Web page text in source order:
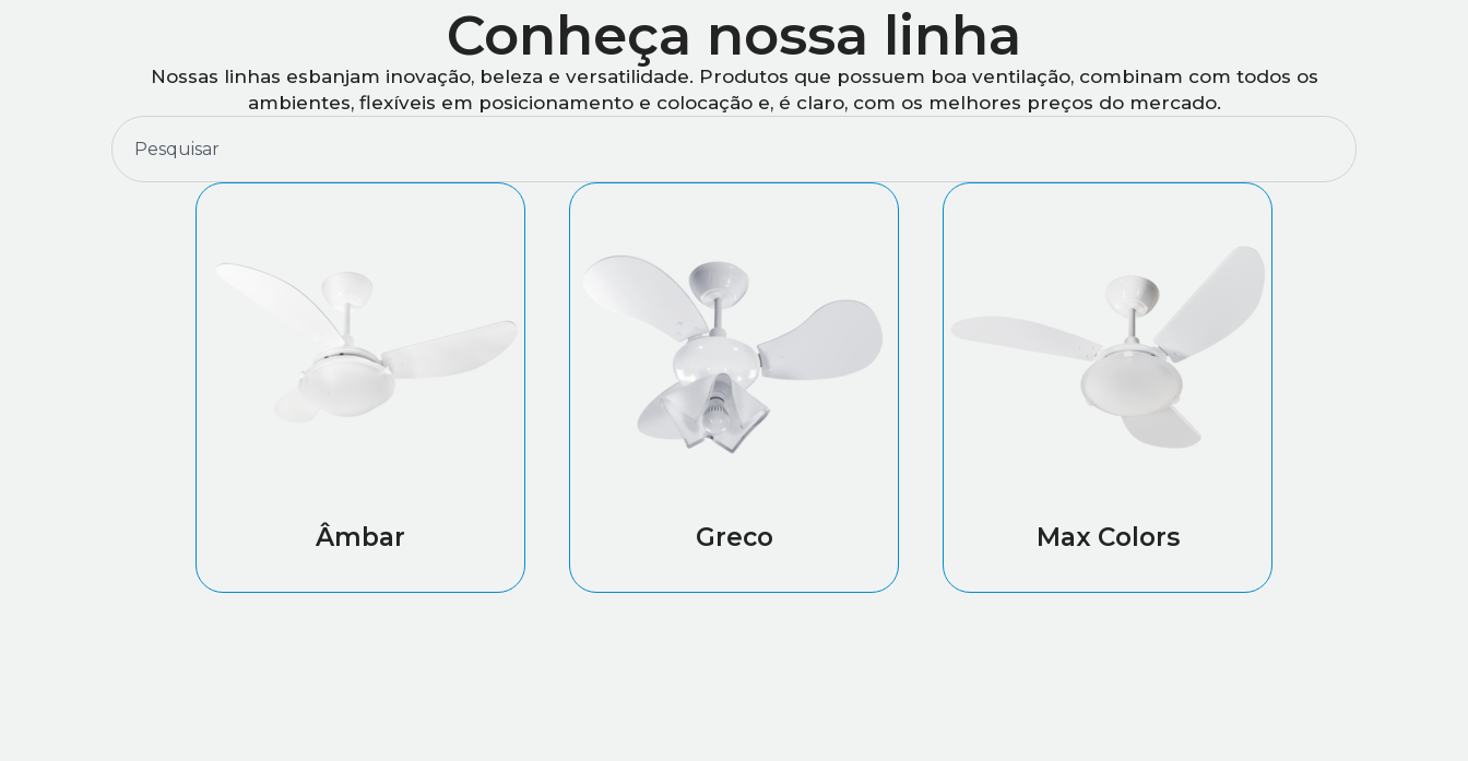
Conheça nossa linha
Nossas linhas esbanjam inovação, beleza e versatilidade. Produtos que possuem boa ventilação, combinam com todos os
ambientes, flexíveis em posicionamento e colocação e, é claro, com os melhores preços do mercado.
Âmbar Greco Max Colors